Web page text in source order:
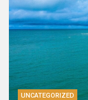
UNCATEGORIZED